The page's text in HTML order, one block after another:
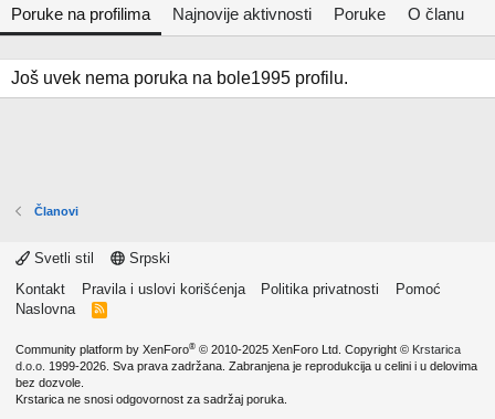
Poruke na profilima Najnovije aktivnosti Poruke O članu
Još uvek nema poruka na bole1995 profilu.
Članovi
Svetli stil
Srpski
Kontakt
Pravila i uslovi korišćenja Politika privatnosti
Pomoć
Naslovna
R
Community platform by XenForo® © 2010-2025 XenForo Ltd. Copyright © Krstarica
d.o.o. 1999-2026. Sva prava zadržana. Zabranjena je reprodukcija u celini i u delovima
bez dozvole.
Krstarica ne snosi odgovornost za sadržaj poruka.